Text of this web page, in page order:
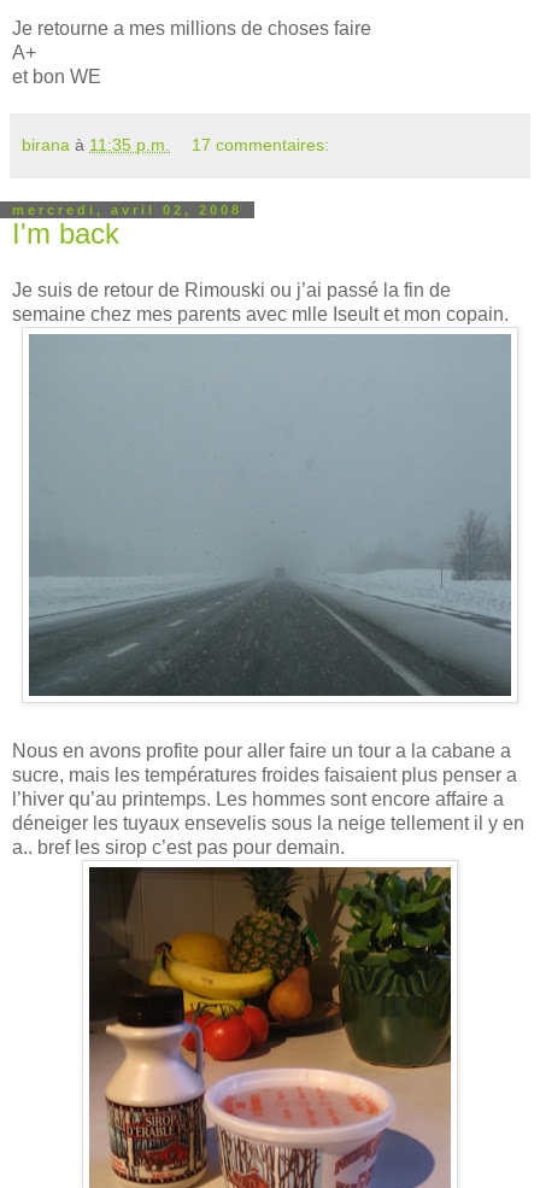
Je retourne a mes millions de choses faire
A+
et bon WE
birana à 11:35 p.m. 17 commentaires:
mercredi, avril 02, 2008
I'm back
Je suis de retour de Rimouski ou j’ai passé la fin de
semaine chez mes parents avec mlle Iseult et mon copain.
Nous en avons profite pour aller faire un tour a la cabane a
sucre, mais les températures froides faisaient plus penser a
l’hiver qu’au printemps. Les hommes sont encore affaire a
déneiger les tuyaux ensevelis sous la neige tellement il y en
a.. bref les sirop c’est pas pour demain.